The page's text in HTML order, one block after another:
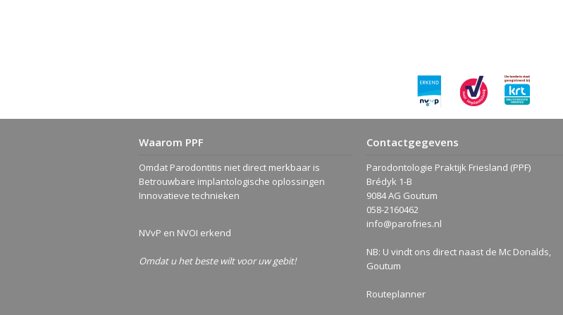
Waarom PPF
Omdat Parodontitis niet direct merkbaar is
Betrouwbare implantologische oplossingen
Innovatieve technieken
NVvP en NVOI erkend
Omdat u het beste wilt voor uw gebit!
Contactgegevens
Parodontologie Praktijk Friesland (PPF)
Brédyk 1-B
9084 AG Goutum
058-2160462
info@parofries.nl
NB: U vindt ons direct naast de Mc Donalds,
Goutum
Routeplanner